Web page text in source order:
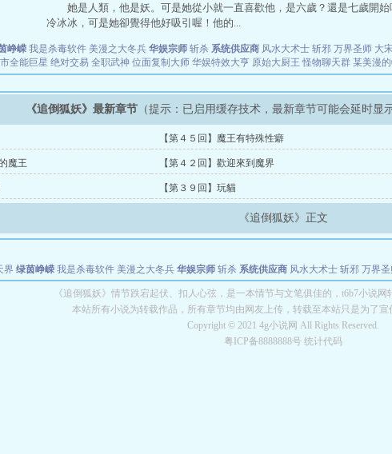
她是人類，他是妖。可是她從小就一直喜歡他，是六歲？還是七歲開
冷冰冰，可是她卻覺得他好吸引喔！他的...
峥嵘 我是杀毒软件 美漫之大冬兵 华娱宗师 斩杀 系统供应商 风水大术士 斩邪 万界圣师 大
全能巨星 绝对交易 全职武神 位面复制大师 华娱特效大亨 原始大厨王 怪物聊天群 某美漫
《追倒狐妖》最新章节 （提示：已启用缓存技术，最新章节可能会延时显
【第４５回】魔王有特殊性癖
魔王 【第４２回】歡迎來到魔界
【第３９回】玩貓
《追倒狐妖》正文
界 绿茵峥嵘 我是杀毒软件 美漫之大冬兵 华娱宗师 斩杀 系统供应商 风水大术士 斩邪 万界圣
教练万岁 都市全能巨星 绝对交易 全职武神 位面复制大师 华娱特效大亨 原始大厨王 怪
长别打脸
《追倒狐妖》情节跌宕起伏、扣人心弦，是一本情节与文笔俱佳的，t6b7小说网
本站所有小说为转载作品，所有章节均由网友上传，转载至本站只是为了宣
Copyright © 2021 4g小说网 All Rights Reserved.
粤ICP备8888888号 统计代码